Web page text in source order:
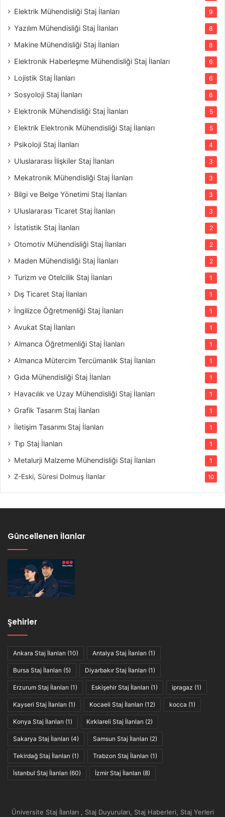
Elektrik Mühendisliği Staj İlanları 9
Yazılım Mühendisliği Staj İlanları 8
Makine Mühendisliği Staj İlanları 8
Elektronik Haberleşme Mühendisliği Staj İlanları 6
Lojistik Staj İlanları 6
Sosyoloji Staj İlanları 6
Elektronik Mühendisliği Staj İlanları 5
Elektrik Elektronik Mühendisliği Staj İlanları 5
Psikoloji Staj İlanları 4
Uluslararası İlişkiler Staj İlanları 3
Mekatronik Mühendisliği Staj İlanları 3
Bilgi ve Belge Yönetimi Staj İlanları 3
Uluslararası Ticaret Staj İlanları 3
İstatistik Staj İlanları 2
Otomotiv Mühendisliği Staj İlanları 2
Maden Mühendisliği Staj İlanları 2
Turizm ve Otelcilik Staj İlanları 1
Dış Ticaret Staj İlanları 1
İngilizce Öğretmenliği Staj İlanları 1
Avukat Staj İlanları 1
Almanca Öğretmenliği Staj İlanları 1
Almanca Mütercim Tercümanlık Staj İlanları 1
Gıda Mühendisliği Staj İlanları 1
Havacılık ve Uzay Mühendisliği Staj İlanları 1
Grafik Tasarım Staj İlanları 1
İletişim Tasarımı Staj İlanları 1
Tıp Staj İlanları 1
Metalurji Malzeme Mühendisliği Staj İlanları 1
Z-Eski, Süresi Dolmuş İlanlar 10
Güncellenen İlanlar
Şehirler
Ankara Staj İlanları (10) Antalya Staj İlanları (1)
Bursa Staj İlanları (5) Diyarbakır Staj İlanları (1)
Erzurum Staj İlanları (1) Eskişehir Staj İlanları (1) ipragaz (1)
Kayseri Staj İlanları (1) Kocaeli Staj İlanları (12) kocca (1)
Konya Staj İlanları (1) Kırklareli Staj İlanları (2)
Sakarya Staj İlanları (4) Samsun Staj İlanları (2)
Tekirdağ Staj İlanları (1) Trabzon Staj İlanları (1)
İstanbul Staj İlanları (60) İzmir Staj İlanları (8)
Üniversite Staj İlanları , Staj Duyuruları, Staj Haberleri, Staj Yerleri